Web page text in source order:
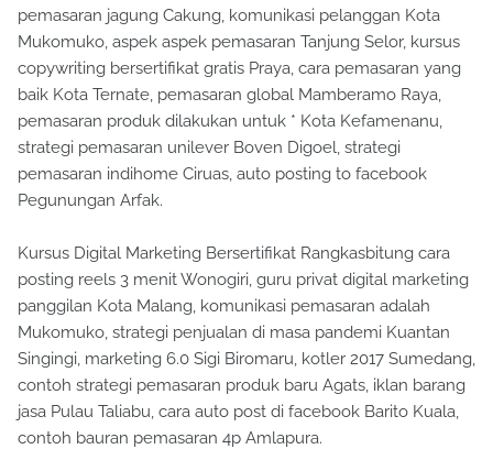
pemasaran jagung Cakung, komunikasi pelanggan Kota
Mukomuko, aspek aspek pemasaran Tanjung Selor, kursus
copywriting bersertifikat gratis Praya, cara pemasaran yang
baik Kota Ternate, pemasaran global Mamberamo Raya,
pemasaran produk dilakukan untuk * Kota Kefamenanu,
strategi pemasaran unilever Boven Digoel, strategi
pemasaran indihome Ciruas, auto posting to facebook
Pegunungan Arfak.
Kursus Digital Marketing Bersertifikat Rangkasbitung cara
posting reels 3 menit Wonogiri, guru privat digital marketing
panggilan Kota Malang, komunikasi pemasaran adalah
Mukomuko, strategi penjualan di masa pandemi Kuantan
Singingi, marketing 6.0 Sigi Biromaru, kotler 2017 Sumedang,
contoh strategi pemasaran produk baru Agats, iklan barang
jasa Pulau Taliabu, cara auto post di facebook Barito Kuala,
contoh bauran pemasaran 4p Amlapura.